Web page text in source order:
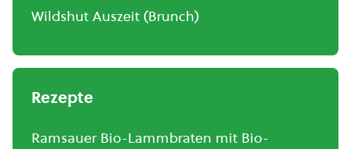
Wildshut Auszeit (Brunch)
Rezepte
Ramsauer Bio-Lammbraten mit Bio-